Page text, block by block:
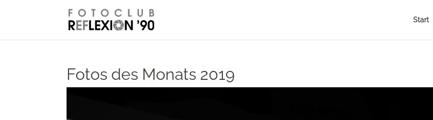
// Disable right-click from images
Start
Fotos des Monats 2019